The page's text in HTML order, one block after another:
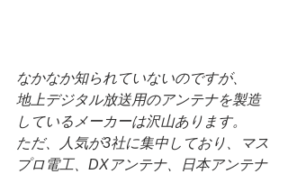
なかなか知られていないのですが、
地上デジタル放送用のアンテナを製造
しているメーカーは沢山あります。
ただ、人気が3社に集中しており、マス
プロ電工、DXアンテナ、日本アンテナ